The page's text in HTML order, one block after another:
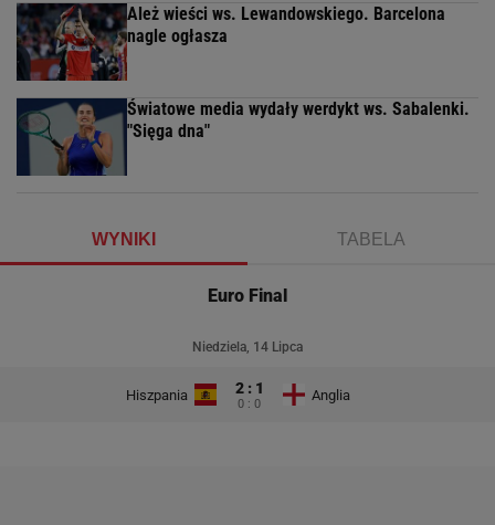
Ależ wieści ws. Lewandowskiego. Barcelona
nagle ogłasza
Światowe media wydały werdykt ws. Sabalenki.
"Sięga dna"
WYNIKI TABELA
Euro Final
Niedziela, 14 Lipca
Hiszpania 2 : 1
0 : 0
Anglia